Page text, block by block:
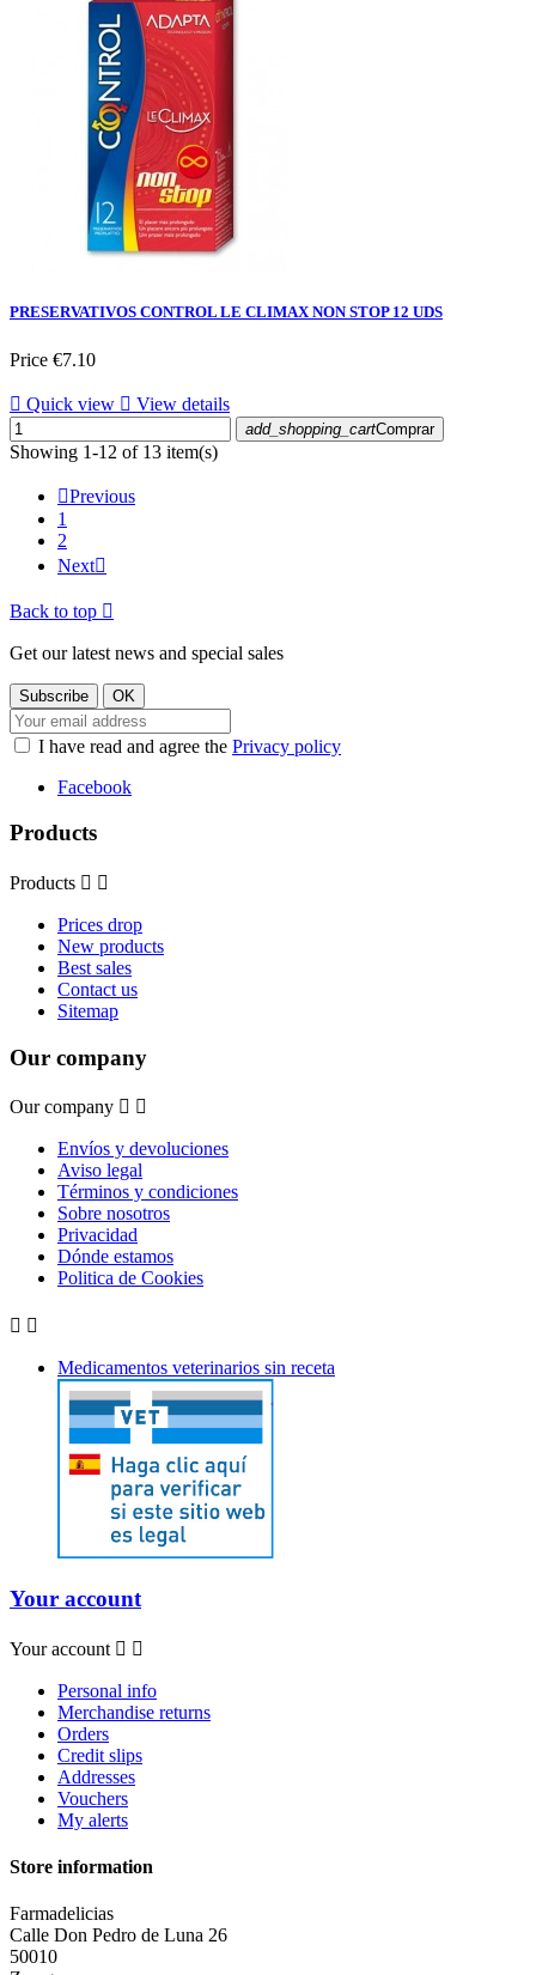
PRESERVATIVOS CONTROL LE CLIMAX NON STOP 12 UDS
Price €7.10
 Quick view  View details
add_shopping_cartComprar
Showing 1-12 of 13 item(s)
Previous
1
2
Next
Back to top 
Get our latest news and special sales
I have read and agree the Privacy policy
Facebook
Products
Products  
Prices drop
New products
Best sales
Contact us
Sitemap
Our company
Our company  
Envíos y devoluciones
Aviso legal
Términos y condiciones
Sobre nosotros
Privacidad
Dónde estamos
Politica de Cookies
 
Medicamentos veterinarios sin receta
Your account
Your account  
Personal info
Merchandise returns
Orders
Credit slips
Addresses
Vouchers
My alerts
Store information
Farmadelicias
Calle Don Pedro de Luna 26
50010